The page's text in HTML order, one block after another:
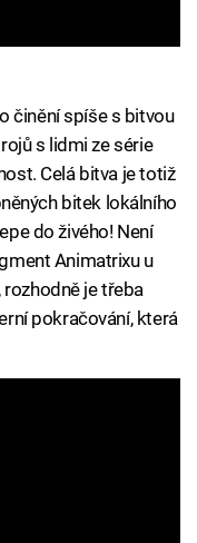
činění spíše s bitvou
s lidmi ze série
Celá bitva je totiž
bitek lokálního
do živého! Není
Animatrixu u
je třeba
pokračování, která